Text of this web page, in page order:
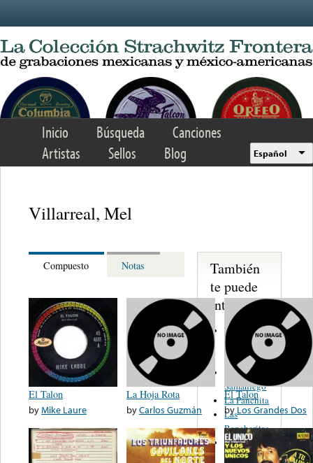
Inicio Búsqueda
Canciones
Artistas
Sellos Blog Español
Villarreal, Mel
Compuesto Notas
El Talon
byMike Laure
La Hoja Rota
byCarlos Guzmán
El Talon
byLos Grandes Dos
También
te puede
interesar...
Los
Guaracheros
De Oriente
Enrique
Samaniego
La Panchita
Las
Rancheritas
Los Cuatro
Hermanos